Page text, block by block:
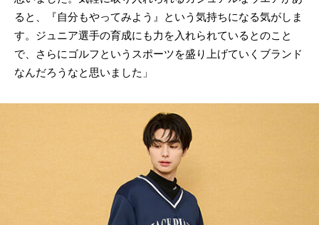
ると、『自分もやってみよう』という気持ちになる気がしま
す。ジュニア選手の育成にも力を入れられているとのこと
で、さらにゴルフというスポーツを盛り上げていくブランド
なんだろうなと思いました」